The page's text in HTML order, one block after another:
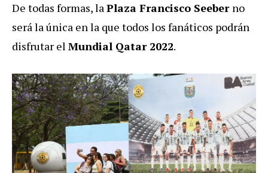
De todas formas, laPlaza Francisco Seeber no
será la única en la que todos los fanáticos podrán
disfrutar el Mundial Qatar 2022.